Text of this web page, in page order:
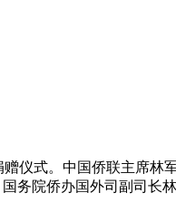
仪式。中国侨联主席
务院侨办国外司副司